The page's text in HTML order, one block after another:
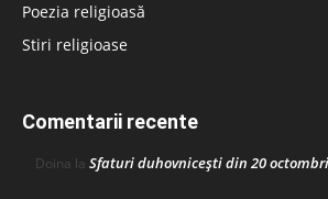
Poezia religioasă
Stiri religioase
Comentarii recente
Doina la Sfaturi duhovnicești din 20